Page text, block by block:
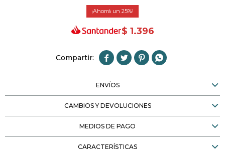
25
$ 1.396
   
ENVÍOS
CAMBIOS Y DEVOLUCIONES
MEDIOS DE PAGO
CARACTERÍSTICAS